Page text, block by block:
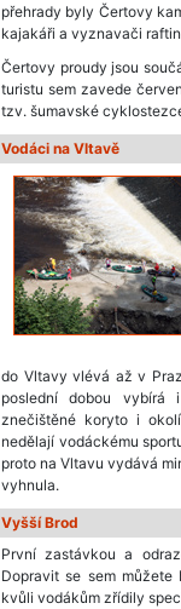
přehrady byly Čertovy
kajakáři a vyznavači
Čertovy proudy jsou
turistu sem zavede
tzv. šumavské
Vodáci na Vltavě
do Vltavy vlévá až v
poslední dobou vybírá
znečištěné koryto i
nedělají vodáckému
proto na Vltavu vydává
vyhnula.
Vyšší Brod
První zastávkou a
Dopravit se sem
kvůli vodákům zřídily